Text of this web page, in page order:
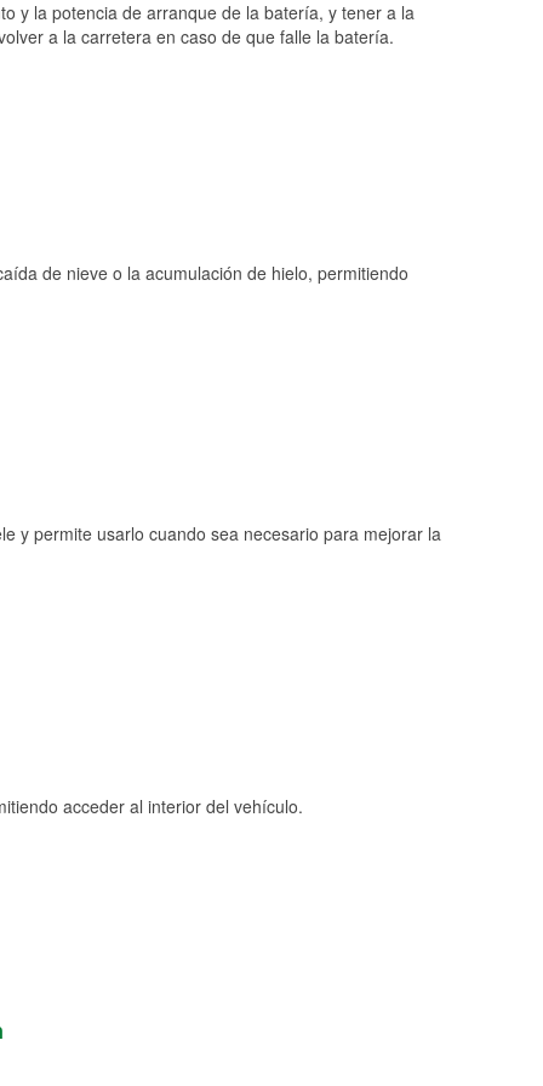
y la potencia de arranque de la batería, y tener a la
a la carretera en caso de que falle la batería.
de nieve o la acumulación de hielo, permitiendo
y permite usarlo cuando sea necesario para mejorar la
acceder al interior del vehículo.